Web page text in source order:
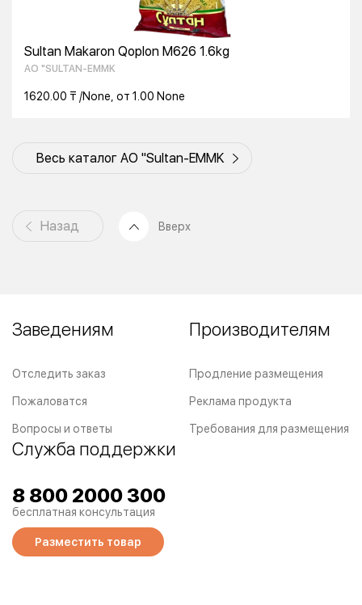
Sultan Makaron Qoplon M626 1.6kg
AO "SULTAN-EMMK
1620.00 ₸ /None, от 1.00 None
Весь каталог AO "Sultan-EMMK
Назад Вверх
Заведениям
Отследить заказ
Пожаловатся
Вопросы и ответы
Производителям
Продление размещения
Реклама продукта
Требования для размещения
Служба поддержки
8 800 2000 300
бесплатная консультация
Разместить товар